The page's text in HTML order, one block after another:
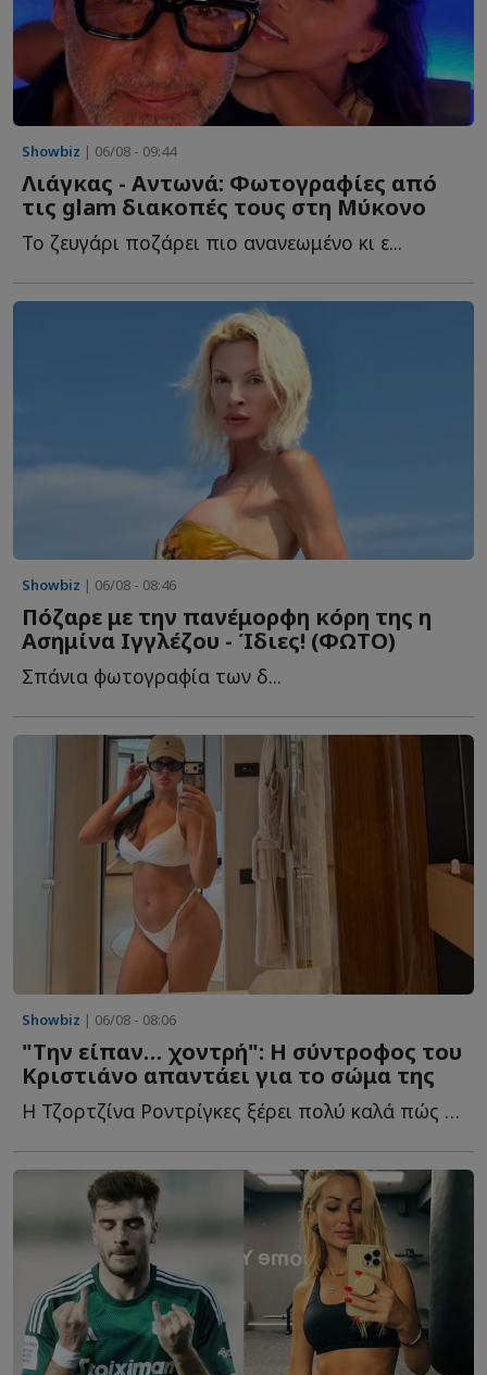
Showbiz | 06/08 - 09:44
Λιάγκας - Αντωνά: Φωτογραφίες από
τις glam διακοπές τους στη Μύκονο
Το ζευγάρι ποζάρει πιο ανανεωμένο κι ε...
Showbiz | 06/08 - 08:46
Πόζαρε με την πανέμορφη κόρη της η
Ασημίνα Ιγγλέζου - Ίδιες! (ΦΩΤΟ)
Σπάνια φωτογραφία των δ...
Showbiz | 06/08 - 08:06
"Την είπαν… χοντρή": Η σύντροφος του
Κριστιάνο απαντάει για το σώμα της
Η Τζορτζίνα Ροντρίγκες ξέρει πολύ καλά πώς να βρίσκεται σ...